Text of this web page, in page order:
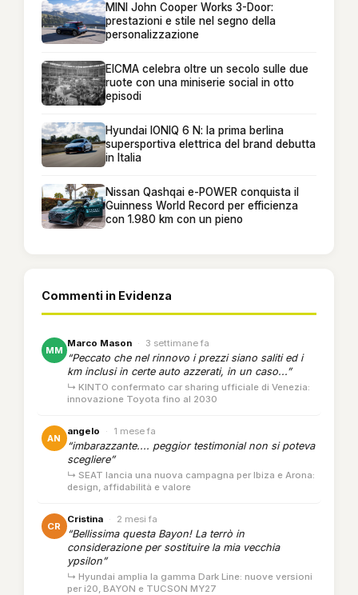
MINI John Cooper Works 3-Door:
prestazioni e stile nel segno della
personalizzazione
EICMA celebra oltre un secolo sulle due
ruote con una miniserie social in otto
episodi
Hyundai IONIQ 6 N: la prima berlina
supersportiva elettrica del brand debutta
in Italia
Nissan Qashqai e-POWER conquista il
Guinness World Record per efficienza
con 1.980 km con un pieno
Commenti in Evidenza
MM
Marco Mason · 3 settimane fa
“Peccato che nel rinnovo i prezzi siano saliti ed i
km inclusi in certe auto azzerati, in un caso...”
↳ KINTO confermato car sharing ufficiale di Venezia:
innovazione Toyota fino al 2030
AN
angelo · 1 mese fa
“imbarazzante.... peggior testimonial non si poteva
scegliere”
↳ SEAT lancia una nuova campagna per Ibiza e Arona:
design, affidabilità e valore
CR
Cristina · 2 mesi fa
“Bellissima questa Bayon! La terrò in
considerazione per sostituire la mia vecchia
ypsilon”
↳ Hyundai amplia la gamma Dark Line: nuove versioni
per i20, BAYON e TUCSON MY27